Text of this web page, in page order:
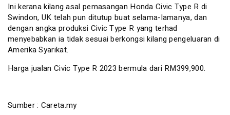
Ini kerana kilang asal pemasangan Honda Civic Type R di
Swindon, UK telah pun ditutup buat selama-lamanya, dan
dengan angka produksi Civic Type R yang terhad
menyebabkan ia tidak sesuai berkongsi kilang pengeluaran di
Amerika Syarikat.
Harga jualan Civic Type R 2023 bermula dari RM399,900.
Sumber : Careta.my